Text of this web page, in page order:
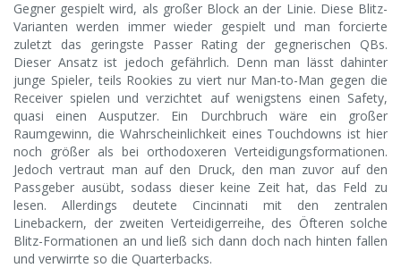
Gegner gespielt wird, als großer Block an der Linie. Diese Blitz-
Varianten werden immer wieder gespielt und man forcierte
zuletzt das geringste Passer Rating der gegnerischen QBs.
Dieser Ansatz ist jedoch gefährlich. Denn man lässt dahinter
junge Spieler, teils Rookies zu viert nur Man-to-Man gegen die
Receiver spielen und verzichtet auf wenigstens einen Safety,
quasi einen Ausputzer. Ein Durchbruch wäre ein großer
Raumgewinn, die Wahrscheinlichkeit eines Touchdowns ist hier
noch größer als bei orthodoxeren Verteidigungsformationen.
Jedoch vertraut man auf den Druck, den man zuvor auf den
Passgeber ausübt, sodass dieser keine Zeit hat, das Feld zu
lesen. Allerdings deutete Cincinnati mit den zentralen
Linebackern, der zweiten Verteidigerreihe, des Öfteren solche
Blitz-Formationen an und ließ sich dann doch nach hinten fallen
und verwirrte so die Quarterbacks.